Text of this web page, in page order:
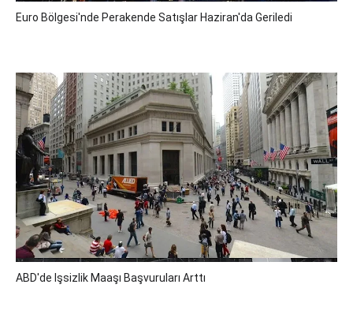
Euro Bölgesi'nde Perakende Satışlar Haziran'da Geriledi
ABD'de Işsizlik Maaşı Başvuruları Arttı